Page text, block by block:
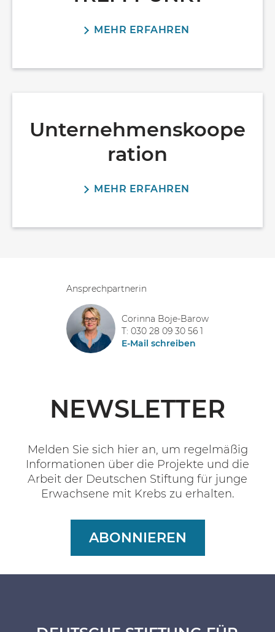
MEHR ERFAHREN
Unternehmenskoope
ration
MEHR ERFAHREN
Ansprechpartnerin
Corinna Boje-Barow
T: 030 28 09 30 56 1
E-Mail schreiben
NEWSLETTER
Melden Sie sich hier an, um regelmäßig
Informationen über die Projekte und die
Arbeit der Deutschen Stiftung für junge
Erwachsene mit Krebs zu erhalten.
ABONNIEREN